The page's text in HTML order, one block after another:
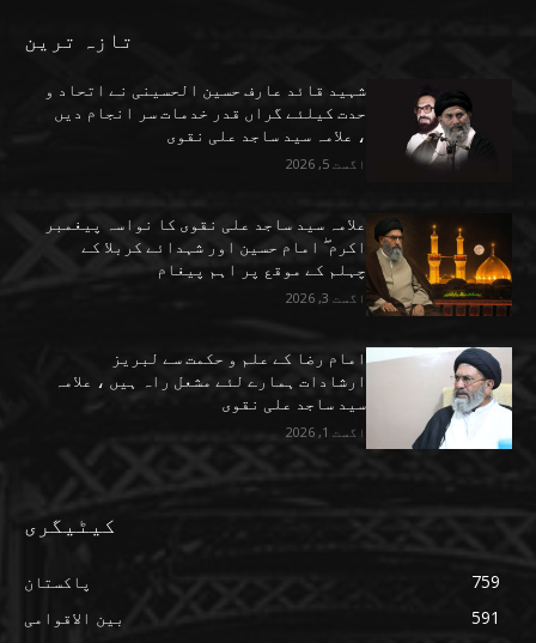
تازہ ترین
شہید قائد عارف حسین الحسینی نے اتحاد و
حدت کیلئے گراں قدر خدمات سر انجام دیں
، علامہ سید ساجد علی نقوی
اگست 5, 2026
علامہ سید ساجد علی نقوی کا نواسہ پیغمبر
اکرم ۖ امام حسین اور شہدائے کربلا کے
چہلم کے موقع پر اہم پیغام
اگست 3, 2026
امام رضا کے علم و حکمت سے لبریز
ارشادات ہمارے لئے مشعل راہ ہیں ، علامہ
سید ساجد علی نقوی
اگست 1, 2026
کیٹیگری
پاکستان
759
بین الاقوامی
591